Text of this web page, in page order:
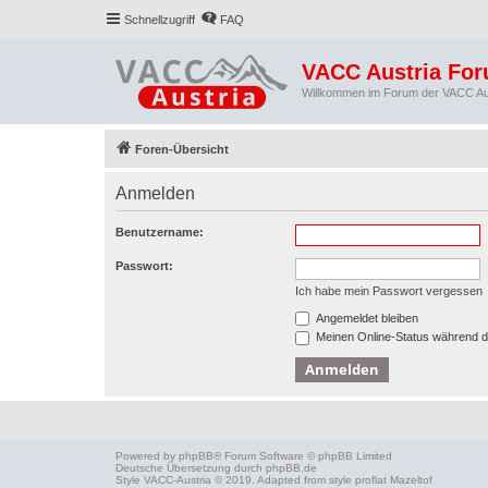
Schnellzugriff FAQ
VACC Austria
Willkommen im Forum der VACC
Foren-Übersicht
Anmelden
Benutzername:
Passwort:
Ich habe mein Passwort vergessen
Angemeldet bleiben
Meinen Online-Status während
Powered by phpBB® Forum Software © phpBB Limited
Deutsche Übersetzung durch phpBB.de
Style VACC-Austria © 2019. Adapted from style proflat Mazeltof